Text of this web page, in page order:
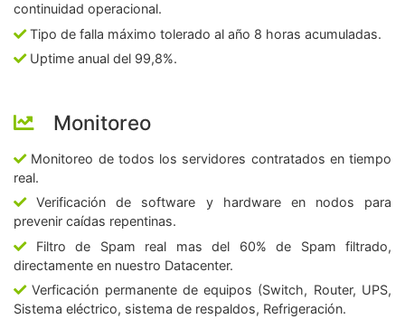
continuidad operacional.
Tipo de falla máximo tolerado al año 8 horas acumuladas.
Uptime anual del 99,8%.
Monitoreo
Monitoreo de todos los servidores contratados en tiempo
real.
Verificación de software y hardware en nodos para
prevenir caídas repentinas.
Filtro de Spam real mas del 60% de Spam filtrado,
directamente en nuestro Datacenter.
Verficación permanente de equipos (Switch, Router, UPS,
Sistema eléctrico, sistema de respaldos, Refrigeración.